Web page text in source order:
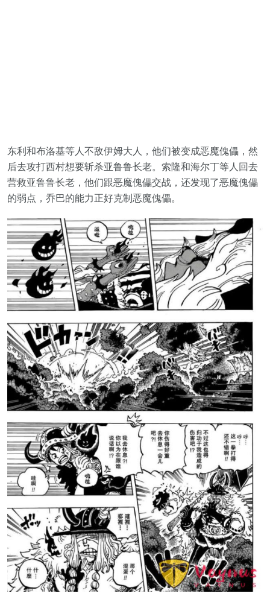
东利和布洛基等人不敌伊姆大人，他们被变成恶魔傀儡，然
后去攻打西村想要斩杀亚鲁鲁长老。索隆和海尔丁等人回去
营救亚鲁鲁长老，他们跟恶魔傀儡交战，还发现了恶魔傀儡
的弱点，乔巴的能力正好克制恶魔傀儡。